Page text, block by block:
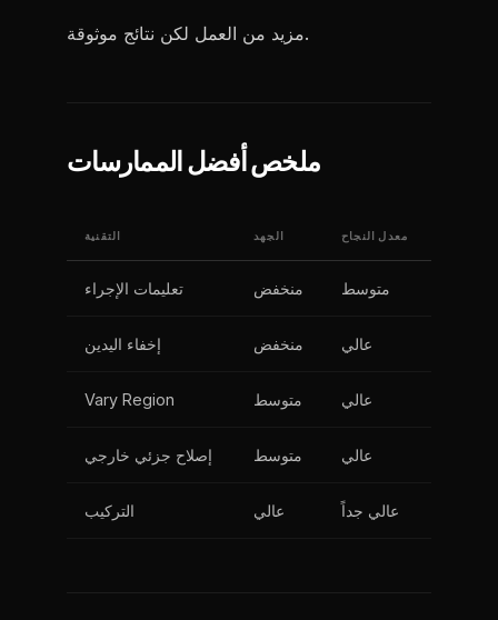
مزيد من العمل لكن نتائج موثوقة.
ملخص أفضل الممارسات
التقنية الجهد معدل النجاح
تعليمات الإجراء منخفض متوسط
إخفاء اليدين منخفض عالي
Vary Region متوسط عالي
إصلاح جزئي خارجي متوسط عالي
التركيب عالي عالي جداً